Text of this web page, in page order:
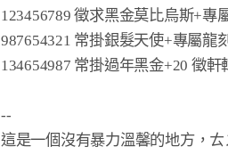
123456789 徵求黑金莫比烏斯+專
987654321 常掛銀髮天使+專屬龍刻
134654987 常掛過年黑金+20 徵軒
這是一個沒有暴力溫馨的地方， ㄊ